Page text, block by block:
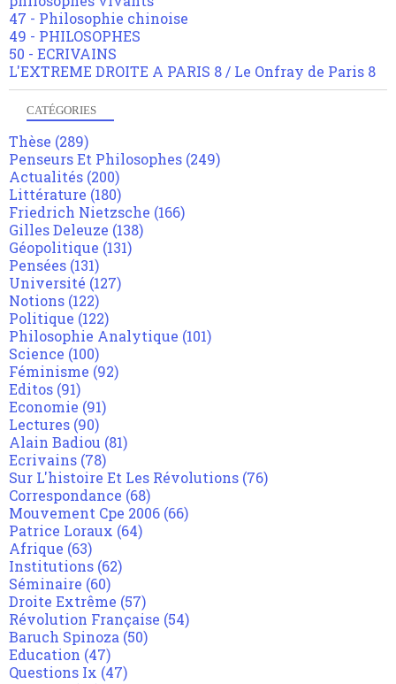
47 - Philosophie chinoise
49 - PHILOSOPHES
50 - ECRIVAINS
L'EXTREME DROITE A PARIS 8 / Le Onfray de Paris 8
CATÉGORIES
Thèse (289)
Penseurs Et Philosophes (249)
Actualités (200)
Littérature (180)
Friedrich Nietzsche (166)
Gilles Deleuze (138)
Géopolitique (131)
Pensées (131)
Université (127)
Notions (122)
Politique (122)
Philosophie Analytique (101)
Science (100)
Féminisme (92)
Editos (91)
Economie (91)
Lectures (90)
Alain Badiou (81)
Ecrivains (78)
Sur L'histoire Et Les Révolutions (76)
Correspondance (68)
Mouvement Cpe 2006 (66)
Patrice Loraux (64)
Afrique (63)
Institutions (62)
Séminaire (60)
Droite Extrême (57)
Révolution Française (54)
Baruch Spinoza (50)
Education (47)
Questions Ix (47)